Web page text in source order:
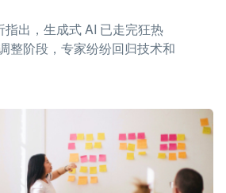
指出，生成式 AI 已走完狂热
整阶段，专家纷纷回归技术和